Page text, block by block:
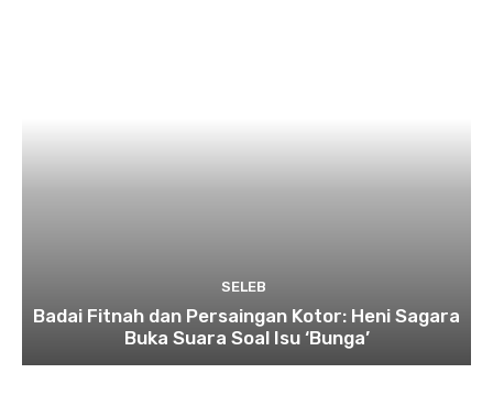
SELEB
Badai Fitnah dan Persaingan Kotor: Heni Sagara
Buka Suara Soal Isu ‘Bunga’